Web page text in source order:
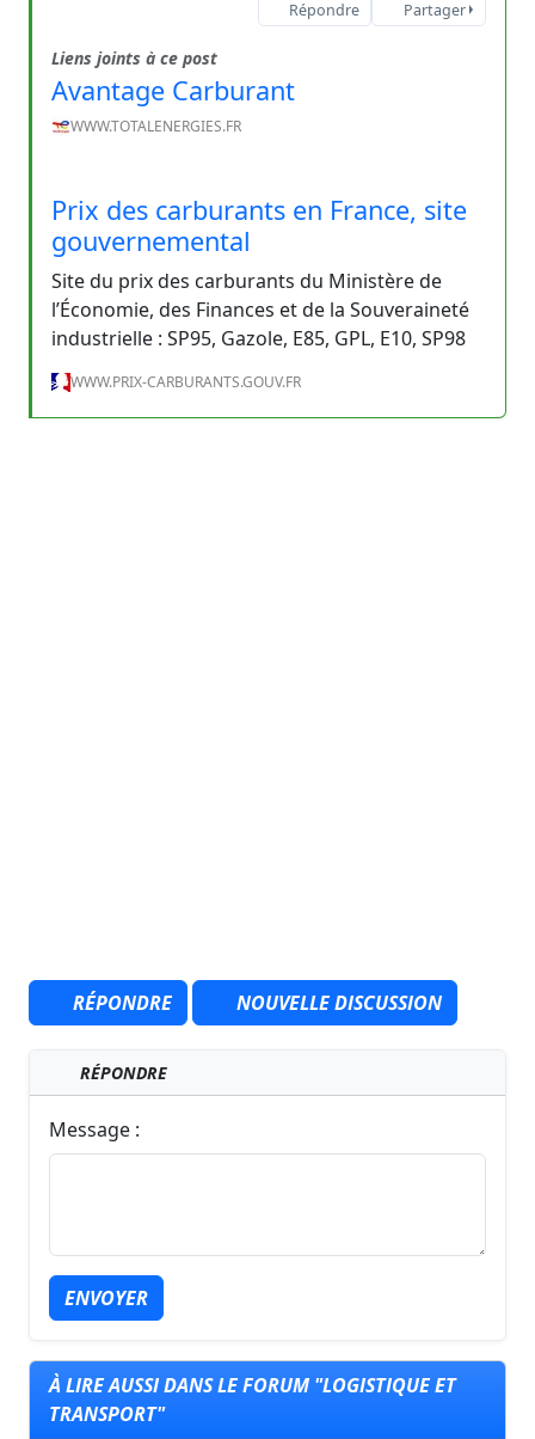
Répondre Partager
Liens joints à ce post
Avantage Carburant
WWW.TOTALENERGIES.FR
Prix des carburants en France, site
gouvernemental
Site du prix des carburants du Ministère de
l’Économie, des Finances et de la Souveraineté
industrielle : SP95, Gazole, E85, GPL, E10, SP98
WWW.PRIX-CARBURANTS.GOUV.FR
RÉPONDRE NOUVELLE DISCUSSION
RÉPONDRE
Message :
ENVOYER
À LIRE AUSSI DANS LE FORUM "LOGISTIQUE ET
TRANSPORT"